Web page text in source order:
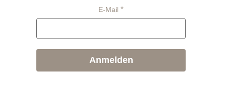
E-Mail
Anmelden